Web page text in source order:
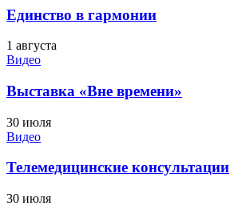
Единство в гармонии
1 августа
Видео
Выставка «Вне времени»
30 июля
Видео
Телемедицинские консультации
30 июля